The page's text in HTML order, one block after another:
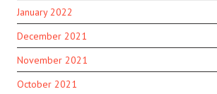
January 2022
December 2021
November 2021
October 2021